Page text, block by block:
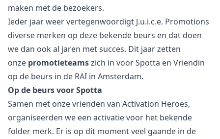
maken met de bezoekers.
Ieder jaar weer vertegenwoordigt J.u.i.c.e. Promotions
diverse merken op deze bekende beurs en dat doen
we dan ook al jaren met succes. Dit jaar zetten
onze promotieteamszich in voor Spotta en Vriendin
op de beurs in de RAI in Amsterdam.
Op de beurs voor Spotta
Samen met onze vrienden van Activation Heroes,
organiseerden we een activatie voor het bekende
folder merk. Er is op dit moment veel gaande in de